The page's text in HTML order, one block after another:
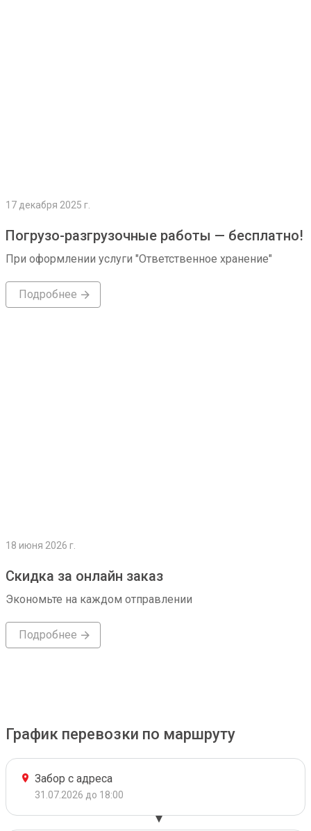
17 декабря 2025 г.
Погрузо-разгрузочные работы — бесплатно!
При оформлении услуги "Ответственное хранение"
Подробнее
18 июня 2026 г.
Скидка за онлайн заказ
Экономьте на каждом отправлении
Подробнее
График перевозки по маршруту
Забор с адреса
31.07.2026 до 18:00